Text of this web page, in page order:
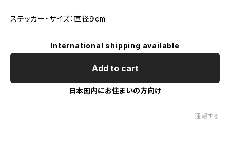
ステッカー・サイズ：直径９cm
International shipping available
Add to cart
日本国内にお住まいの方向け
通報する